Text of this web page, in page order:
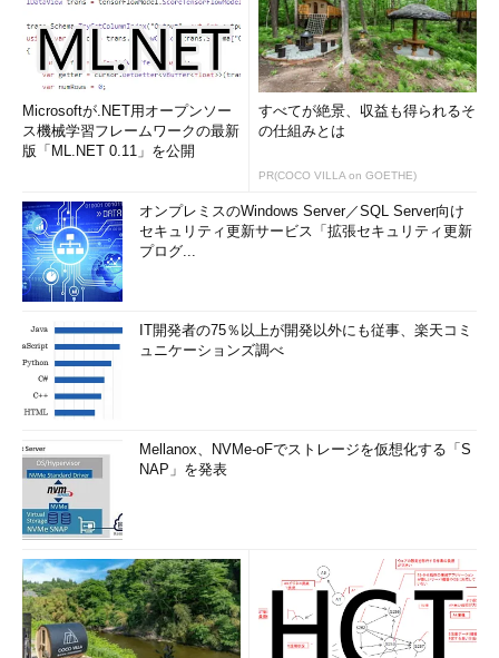
「20.0.0.272」で更新ストップ
Microsoftが.NET用オープンソー
ス機械学習フレームワークの最新
版「ML.NET 0.11」を公開
すべてが絶景、収益も得られるそ
の仕組みとは
PR(COCO VILLA on GOETHE)
オンプレミスのWindows Server／SQL Server向け
セキュリティ更新サービス「拡張セキュリティ更新
プログ...
IT開発者の75％以上が開発以外にも従事、楽天コミ
ュニケーションズ調べ
Mellanox、NVMe-oFでストレージを仮想化する「S
NAP」を発表